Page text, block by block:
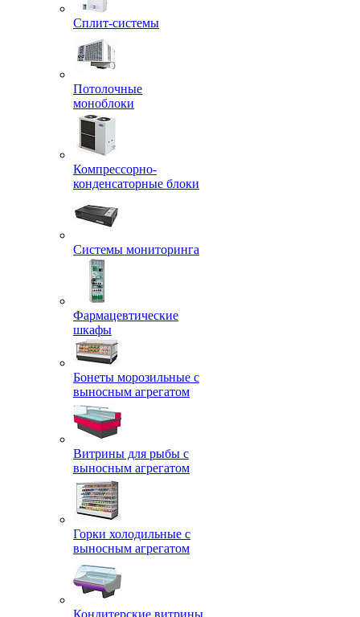
Сплит-системы
Потолочные
моноблоки
Компрессорно-
конденсаторные блоки
Системы мониторинга
Фармацевтические
шкафы
Бонеты морозильные с
выносным агрегатом
Витрины для рыбы с
выносным агрегатом
Горки холодильные с
выносным агрегатом
Кондитерские витрины